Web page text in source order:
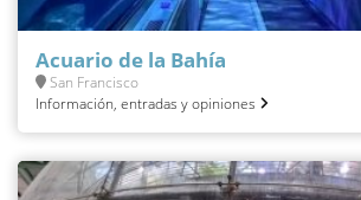
Acuario de la Bahía
San Francisco
Información, entradas y opiniones